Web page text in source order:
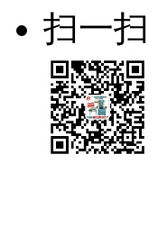
扫一扫